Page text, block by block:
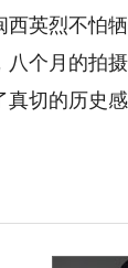
西英烈不怕
个月的拍
切的历史